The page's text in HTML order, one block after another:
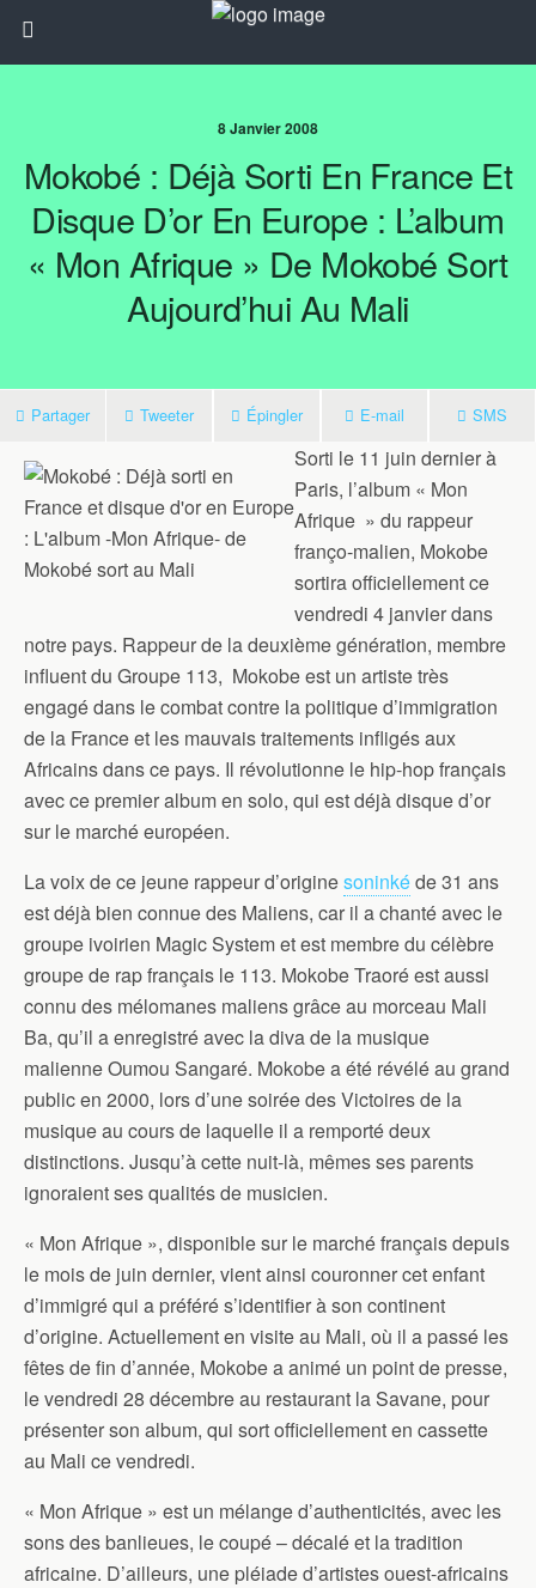
8 Janvier 2008
Mokobé : Déjà Sorti En France Et
Disque D’or En Europe : L’album
« Mon Afrique » De Mokobé Sort
Aujourd’hui Au Mali
Partager Tweeter Épingler E-mail SMS
Sorti le 11 juin dernier à
Paris, l’album « Mon
Afrique » du rappeur
franço-malien, Mokobe
sortira officiellement ce
vendredi 4 janvier dans
notre pays. Rappeur de la deuxième génération, membre
influent du Groupe 113, Mokobe est un artiste très
engagé dans le combat contre la politique d’immigration
de la France et les mauvais traitements infligés aux
Africains dans ce pays. Il révolutionne le hip-hop français
avec ce premier album en solo, qui est déjà disque d’or
sur le marché européen.
La voix de ce jeune rappeur d’originesoninkéde 31 ans
est déjà bien connue des Maliens, car il a chanté avec le
groupe ivoirien Magic System et est membre du célèbre
groupe de rap français le 113. Mokobe Traoré est aussi
connu des mélomanes maliens grâce au morceau Mali
Ba, qu’il a enregistré avec la diva de la musique
malienne Oumou Sangaré. Mokobe a été révélé au grand
public en 2000, lors d’une soirée des Victoires de la
musique au cours de laquelle il a remporté deux
distinctions. Jusqu’à cette nuit-là, mêmes ses parents
ignoraient ses qualités de musicien.
« Mon Afrique », disponible sur le marché français depuis
le mois de juin dernier, vient ainsi couronner cet enfant
d’immigré qui a préféré s’identifier à son continent
d’origine. Actuellement en visite au Mali, où il a passé les
fêtes de fin d’année, Mokobe a animé un point de presse,
le vendredi 28 décembre au restaurant la Savane, pour
présenter son album, qui sort officiellement en cassette
au Mali ce vendredi.
« Mon Afrique » est un mélange d’authenticités, avec les
sons des banlieues, le coupé – décalé et la tradition
africaine. D’ailleurs, une pléiade d’artistes ouest-africains